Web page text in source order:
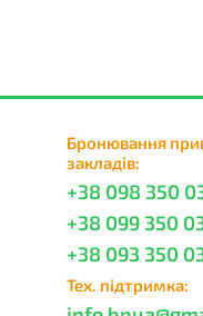
Бронювання
закладів:
+38 098 350
+38 099 350
+38 093 350
Тех. підтримка: